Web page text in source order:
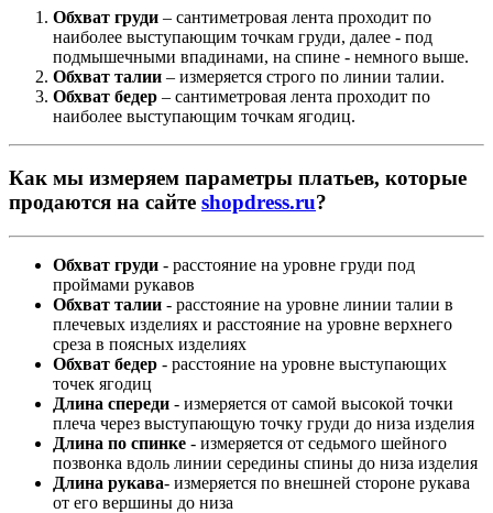
Обхват груди – сантиметровая лента проходит по
наиболее выступающим точкам груди, далее - под
подмышечными впадинами, на спине - немного выше.
Обхват талии – измеряется строго по линии талии.
Обхват бедер – сантиметровая лента проходит по
наиболее выступающим точкам ягодиц.
Как мы измеряем параметры платьев, которые
продаются на сайте shopdress.ru?
Обхват груди - расстояние на уровне груди под
проймами рукавов
Обхват талии - расстояние на уровне линии талии в
плечевых изделиях и расстояние на уровне верхнего
среза в поясных изделиях
Обхват бедер - расстояние на уровне выступающих
точек ягодиц
Длина спереди - измеряется от самой высокой точки
плеча через выступающую точку груди до низа изделия
Длина по спинке - измеряется от седьмого шейного
позвонка вдоль линии середины спины до низа изделия
Длина рукава- измеряется по внешней стороне рукава
от его вершины до низа